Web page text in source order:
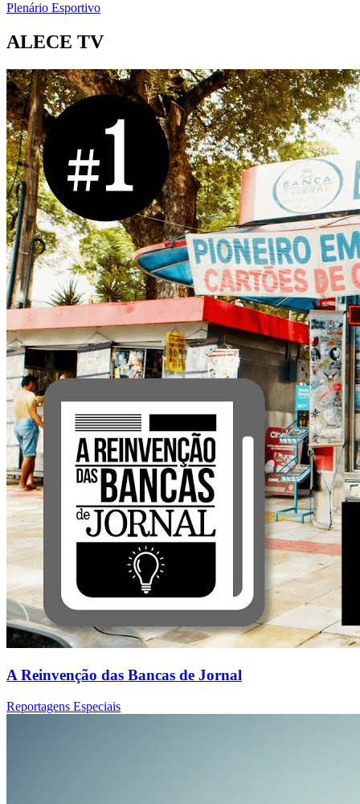
Plenário Esportivo
ALECE TV
A Reinvenção das Bancas de Jornal
Reportagens Especiais